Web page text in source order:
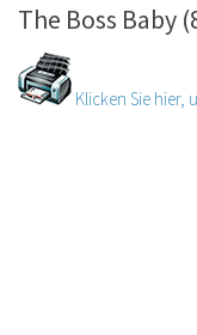
The Boss Baby
Klicken Sie hier,